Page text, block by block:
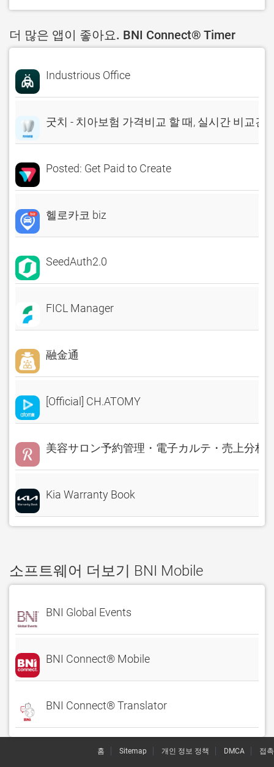
더 많은 앱이 좋아요. BNI Connect® Timer
Industrious Office
굿치 - 치아보험 가격비교 할 때, 실시간 비교견
Posted: Get Paid to Create
헬로카코 biz
SeedAuth2.0
FICL Manager
融金通
[Official] CH.ATOMY
美容サロン予約管理・電子カルテ・売上分析
Kia Warranty Book
소프트웨어 더보기 BNI Mobile
BNI Global Events
BNI Connect® Mobile
BNI Connect® Translator
홈 Sitemap 개인 정보 정책 DMCA 접촉